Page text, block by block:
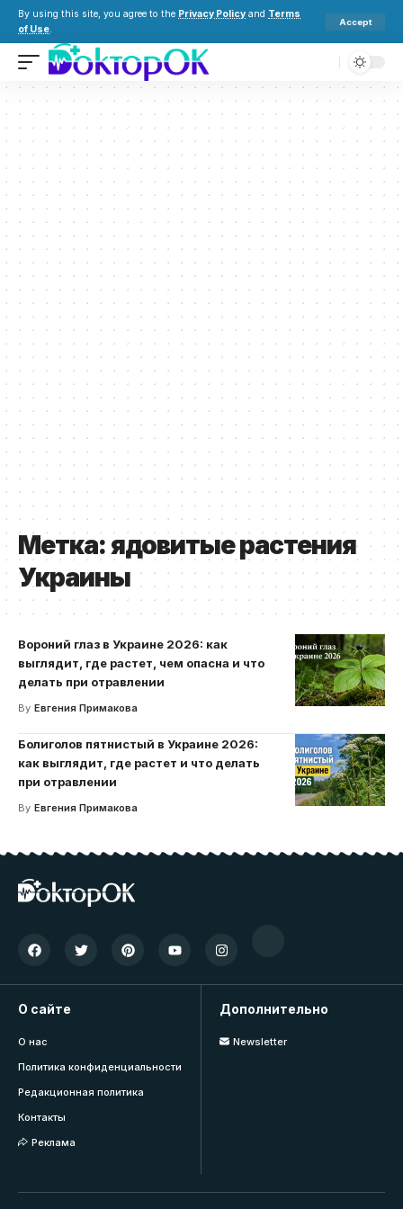
By using this site, you agree to the Privacy Policy and Terms
of Use.
Accept
Метка:ядовитые растения
Украины
Вороний глаз в Украине 2026: как
выглядит, где растет, чем опасна и что
делать при отравлении
By Евгения Примакова
Болиголов пятнистый в Украине 2026:
как выглядит, где растет и что делать
при отравлении
By Евгения Примакова
О сайте
О нас
Политика конфиденциальности
Редакционная политика
Контакты
Реклама
Дополнительно
Newsletter